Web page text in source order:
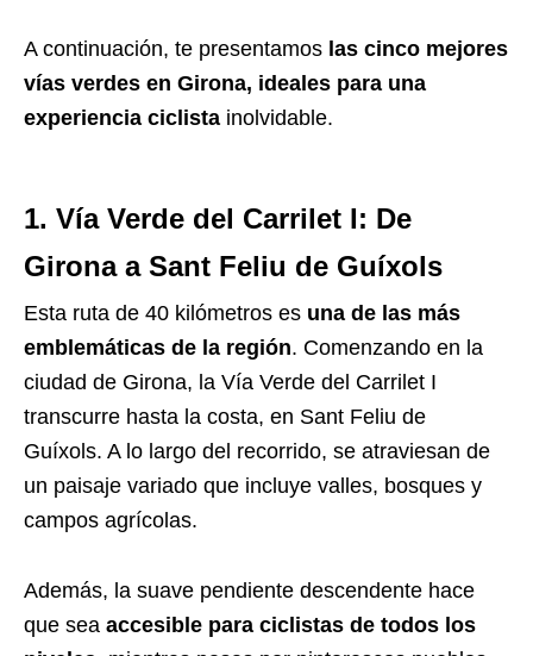
A continuación, te presentamos las cinco mejores
vías verdes en Girona, ideales para una
experiencia ciclista inolvidable.
1. Vía Verde del Carrilet I: De
Girona a Sant Feliu de Guíxols
Esta ruta de 40 kilómetros es una de las más
emblemáticas de la región. Comenzando en la
ciudad de Girona, la Vía Verde del Carrilet I
transcurre hasta la costa, en Sant Feliu de
Guíxols. A lo largo del recorrido, se atraviesan de
un paisaje variado que incluye valles, bosques y
campos agrícolas.
Además, la suave pendiente descendente hace
que sea accesible para ciclistas de todos los